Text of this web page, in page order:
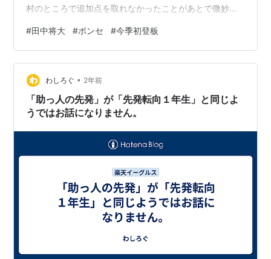
村のところで追加点を取れなかったことがあとで微妙に
１つのキッカケがあって、先頭の森のヒットはしょうが
ないとして、その次の紅林のファーストゴロだ。あれを
この日ファーストを守った渡邊佳明が捕ってくれていれ
ばなあ...。１塁が鈴木大地でなかったことが悔やまれ
た。小深田のナイスフォローで紅林を一度はアウトにす
るもリクエストで覆りセーフ。 ファームで…
#田中将大 #ポンセ #今季初登板
わしろぐ • 2年前
「助っ人の先発」が「先発転向１年生」と同じよ
うではお話になりません。